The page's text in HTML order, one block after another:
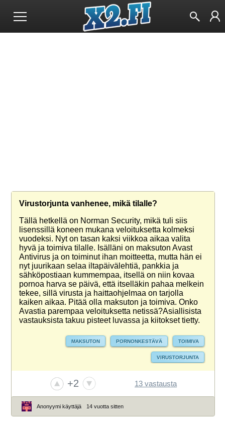
Virustorjunta vanhenee, mikä tilalle?
Tällä hetkellä on Norman Security, mikä tuli siis
lisenssillä koneen mukana veloituksetta kolmeksi
vuodeksi. Nyt on tasan kaksi viikkoa aikaa valita
hyvä ja toimiva tilalle. Isälläni on maksuton Avast
Antivirus ja on toiminut ihan moitteetta, mutta hän ei
nyt juurikaan selaa iltapäivälehtiä, pankkia ja
sähköpostiaan kummempaa, itsellä on niin kovaa
pornoa harva se päivä, että itselläkin pahaa melkein
tekee, sillä virusta ja haittaohjelmaa on tarjolla
kaiken aikaa. Pitää olla maksuton ja toimiva. Onko
Avastia parempaa veloituksetta netissä?Asiallisista
vastauksista takuu pisteet luvassa ja kiitokset tietty.
MAKSUTON PORNONKESTÄVÄ TOIMIVA
VIRUSTORJUNTA
+2 13 vastausta
Anonyymi käyttäjä 14 vuotta sitten